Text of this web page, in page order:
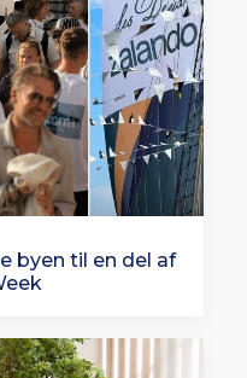
byen til en del af